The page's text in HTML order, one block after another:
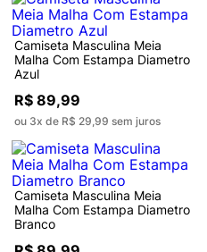
Camiseta Masculina Meia
Malha Com Estampa Diametro
Azul
R$ 89,99
ou 3x de R$ 29,99 sem juros
Camiseta Masculina Meia
Malha Com Estampa Diametro
Branco